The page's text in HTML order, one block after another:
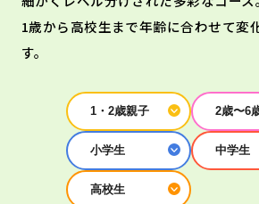
1歳から高校生まで年齢に合わせて変
す。
1・2歳親子 2歳〜6
小学生 中学生
高校生